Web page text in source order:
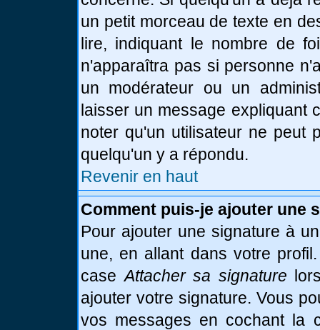
un petit morceau de texte en
lire, indiquant le nombre de
n'apparaîtra pas si personne
un modérateur ou un
laisser un message expliquant
noter qu'un utilisateur ne peut
quelqu'un y a répondu.
Revenir en haut
Comment puis-je ajouter une
Pour ajouter une signature à
une, en allant dans votre
caseAttacher sa signature
ajouter votre signature. Vous
vos messages en cochant la